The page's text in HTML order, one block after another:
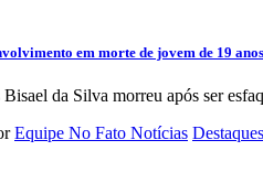
em morte de jovem de 19
da Silva morreu após ser
Equipe No Fato Notícias Destaques